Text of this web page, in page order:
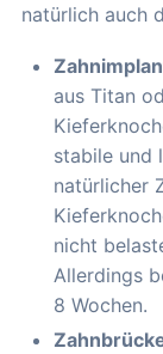
natürlich auch
aus Titan
stabile und
natürlicher
nicht
Allerdings
8 Wochen.